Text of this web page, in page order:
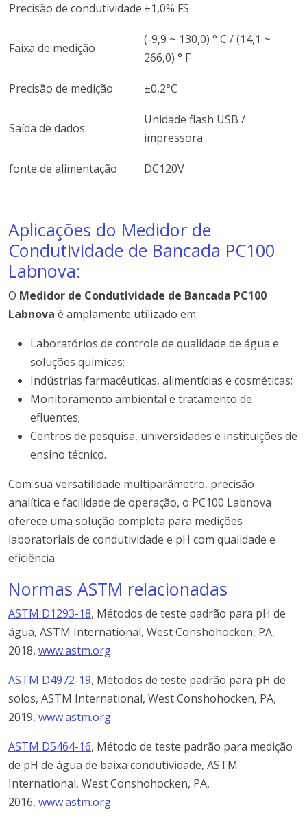
Precisão de condutividade ±1,0% FS
Faixa de medição
(-9,9 ~ 130,0) ° C / (14,1 ~
266,0) ° F
Precisão de medição ±0,2°C
Saída de dados
Unidade flash USB /
impressora
fonte de alimentação DC120V
Aplicações do Medidor de
Condutividade de Bancada PC100
Labnova:
O Medidor de Condutividade de Bancada PC100
Labnova é amplamente utilizado em:
Laboratórios de controle de qualidade de água e
soluções químicas;
Indústrias farmacêuticas, alimentícias e cosméticas;
Monitoramento ambiental e tratamento de
efluentes;
Centros de pesquisa, universidades e instituições de
ensino técnico.
Com sua versatilidade multiparâmetro, precisão
analítica e facilidade de operação, o PC100 Labnova
oferece uma solução completa para medições
laboratoriais de condutividade e pH com qualidade e
eficiência.
Normas ASTM relacionadas
ASTM D1293-18, Métodos de teste padrão para pH de
água, ASTM International, West Conshohocken, PA,
2018, www.astm.org
ASTM D4972-19, Métodos de teste padrão para pH de
solos, ASTM International, West Conshohocken, PA,
2019, www.astm.org
ASTM D5464-16, Método de teste padrão para medição
de pH de água de baixa condutividade, ASTM
International, West Conshohocken, PA,
2016, www.astm.org